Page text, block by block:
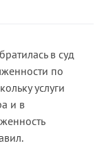
в суд
по
услуги
и в